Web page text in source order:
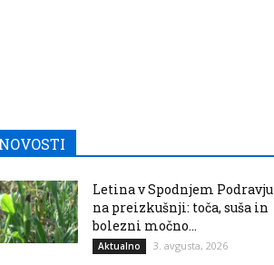
Letina v Spodnjem Podravju
na preizkušnji: toča, suša in
bolezni močno...
Aktualno 3. avgusta, 2026